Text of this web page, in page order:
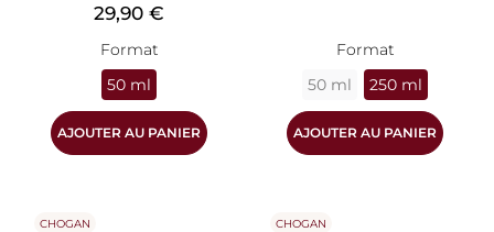
Prix
29,90 €
Format
50 ml
AJOUTER AU PANIER
Format
50 ml
250 ml
AJOUTER AU PANIER
CHOGAN CHOGAN